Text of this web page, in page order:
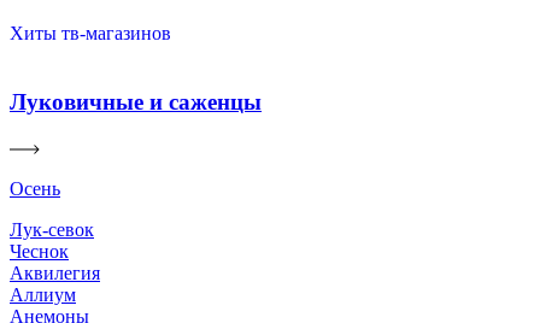
Хиты тв-магазинов
Луковичные и саженцы
Осень
Лук-севок
Чеснок
Аквилегия
Аллиум
Анемоны